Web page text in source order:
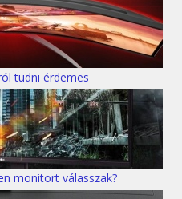
tudni érdemes
monitort válasszak?